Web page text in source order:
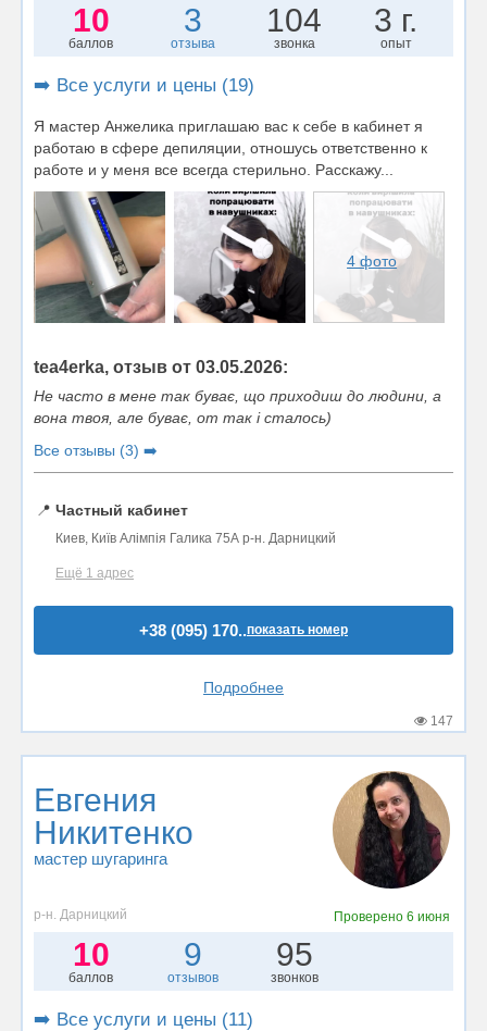
10
баллов
3
отзыва
104
звонка
3 г.
опыт
➡️ Все услуги и цены (19)
Я мастер Анжелика приглашаю вас к себе в кабинет я
работаю в сфере депиляции, отношусь ответственно к
работе и у меня все всегда стерильно. Расскажу...
4 фото
tea4erka, отзыв от 03.05.2026:
Не часто в мене так буває, що приходиш до людини, а
вона твоя, але буває, от так і сталось)
Все отзывы (3) ➡️
📍 Частный кабинет
Киев, Київ Алімпія Галика 75А р-н. Дарницкий
Ещё 1 адрес
+38 (095) 170..показать номер
Подробнее
147
Евгения
Никитенко
мастер шугаринга
р-н. Дарницкий Проверено 6 июня
10
баллов
9
отзывов
95
звонков
➡️ Все услуги и цены (11)